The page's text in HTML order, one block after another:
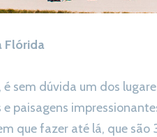
Flórida
é sem dúvida um dos
paisagens
que fazer até lá, que